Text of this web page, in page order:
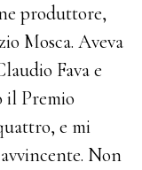
produttore,
Mosca. Aveva
Fava e
il Premio
e mi
Non